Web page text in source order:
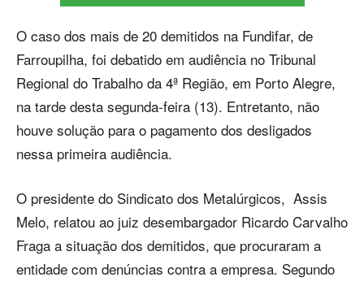
O caso dos mais de 20 demitidos na Fundifar, de
Farroupilha, foi debatido em audiência no Tribunal
Regional do Trabalho da 4ª Região, em Porto Alegre,
na tarde desta segunda-feira (13). Entretanto, não
houve solução para o pagamento dos desligados
nessa primeira audiência.
O presidente do Sindicato dos Metalúrgicos, Assis
Melo, relatou ao juiz desembargador Ricardo Carvalho
Fraga a situação dos demitidos, que procuraram a
entidade com denúncias contra a empresa. Segundo